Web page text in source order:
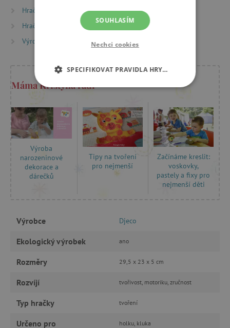
Hračky dle věku
Hry a hračky pro děti od 3 let
Hračky dle typu
Výrobci
Máma Kristýna radí
Výroba
narozeninové
dekorace a
dárečků
Tipy na tvoření
pro nejmenší
Začínáme kreslit:
voskovky,
pastely a fixy pro
nejmenší děti
Výrobce Djeco
Ekologický výrobek ano
Rozměry 29,5 x 23 x 5 cm
Rozvíjí tvořivost, motoriku, zručnost
Typ hračky tvoření
Určeno pro holku, kluka
SOUHLASÍM
Nechci cookies
SPECIFIKOVAT PRAVIDLA HRY…
NEZBYTNĚ NUTNÉ COOKIES
ANALYTICKÉ COOKIES
MARKETINGOVÉ COOKIES
FUNKČNÍ SOUBORY
Marketingové cookies
Funkční soubory
Nezbytně nutné soubory cookie umožňují
stránky nelze bez nezbytně nutných souborů